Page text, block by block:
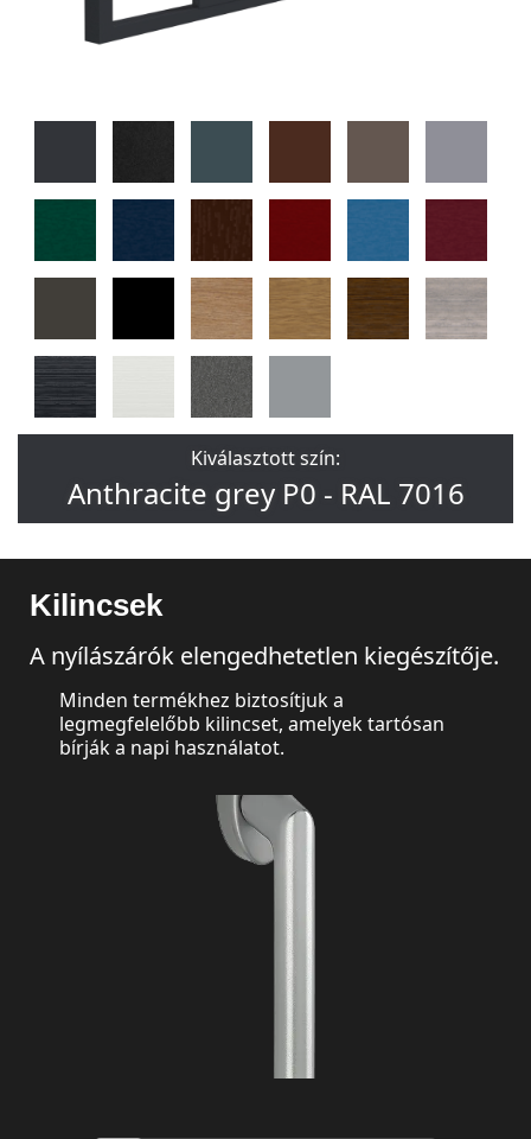
Kiválasztott szín:
Anthracite grey P0 - RAL 7016
Kilincsek
A nyílászárók elengedhetetlen kiegészítője.
Minden termékhez biztosítjuk a
legmegfelelőbb kilincset, amelyek tartósan
bírják a napi használatot.